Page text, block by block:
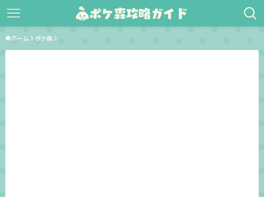
ホーム ポケ森